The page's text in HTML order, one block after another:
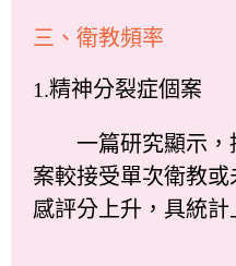
三、衛教頻率
1.精神分裂症個案
一篇研究顯示，
案較接受單次衛教
感評分上升，具統計